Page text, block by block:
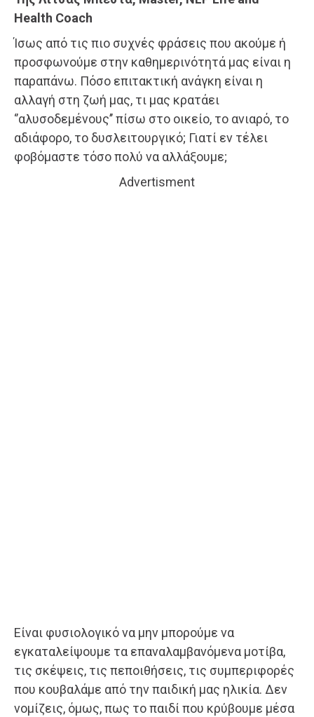
Health Coach
Ίσως από τις πιο συχνές φράσεις που ακούμε ή
προσφωνούμε στην καθημερινότητά μας είναι η
παραπάνω. Πόσο επιτακτική ανάγκη είναι η
αλλαγή στη ζωή μας, τι μας κρατάει
‘’αλυσοδεμένους’’ πίσω στο οικείο, το ανιαρό, το
αδιάφορο, το δυσλειτουργικό; Γιατί εν τέλει
φοβόμαστε τόσο πολύ να αλλάξουμε;
Advertisment
Είναι φυσιολογικό να μην μπορούμε να
εγκαταλείψουμε τα επαναλαμβανόμενα μοτίβα,
τις σκέψεις, τις πεποιθήσεις, τις συμπεριφορές
που κουβαλάμε από την παιδική μας ηλικία. Δεν
νομίζεις, όμως, πως το παιδί που κρύβουμε μέσα